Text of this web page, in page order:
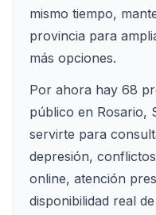
mismo tiempo,
provincia para
más opciones.
Por ahora hay 68
público en Rosario,
servirte para
depresión,
online, atención
disponibilidad real